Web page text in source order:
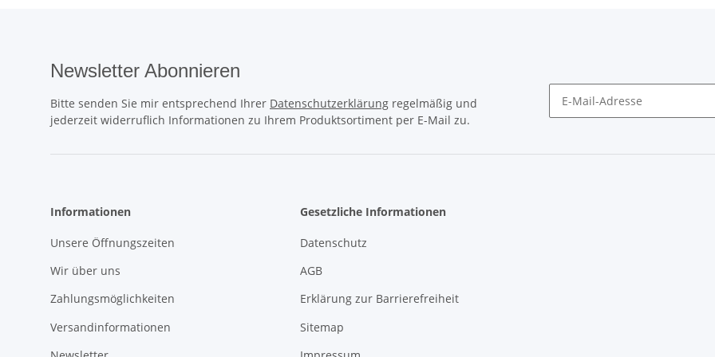
Newsletter Abonnieren
Bitte senden Sie mir entsprechend Ihrer Datenschutzerklärung regelmäßig und
jederzeit widerruflich Informationen zu Ihrem Produktsortiment per E-Mail zu.
Informationen
Unsere Öffnungszeiten
Wir über uns
Zahlungsmöglichkeiten
Versandinformationen
Gesetzliche Informationen
Datenschutz
AGB
Erklärung zur Barrierefreiheit
Sitemap